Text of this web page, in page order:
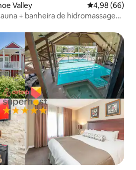
Valley 4,98 de uma
4,98 (66)
+ banheira de hidromassagem